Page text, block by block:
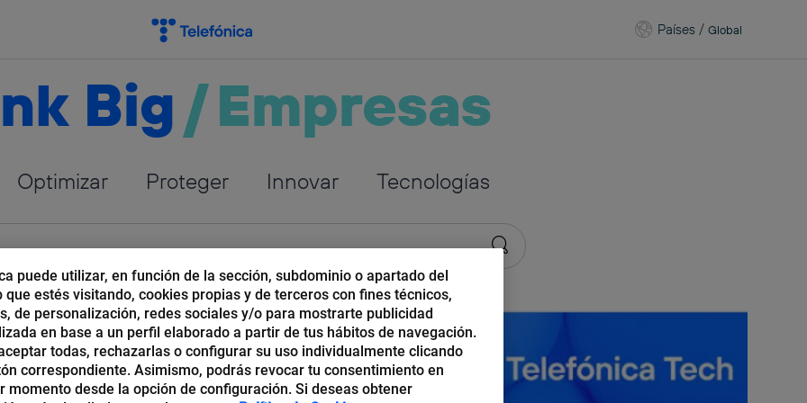
Países /Global
Big/Empresas
Optimizar Proteger Innovar Tecnologías
puede utilizar, en función de la sección, subdominio o apartado del
que estés visitando, cookies propias y de terceros con fines técnicos,
de personalización, redes sociales y/o para mostrarte publicidad
en base a un perfil elaborado a partir de tus hábitos de navegación.
todas, rechazarlas o configurar su uso individualmente clicando
correspondiente. Asimismo, podrás revocar tu consentimiento en
momento desde la opción de configuración. Si deseas obtener